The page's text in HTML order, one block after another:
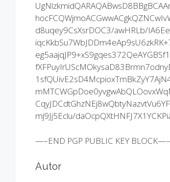
d8uqey9CsXsrDOC3/awHRLb/
mj9Jj5Eclu/
—–END PGP PUBLIC KEY BLOCK—–
Autor